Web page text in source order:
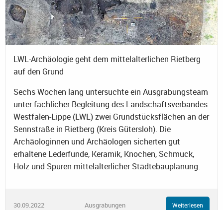
LWL-Archäologie geht dem mittelalterlichen Rietberg
auf den Grund
Sechs Wochen lang untersuchte ein Ausgrabungsteam
unter fachlicher Begleitung des Landschaftsverbandes
Westfalen-Lippe (LWL) zwei Grundstücksflächen an der
Sennstraße in Rietberg (Kreis Gütersloh). Die
Archäologinnen und Archäologen sicherten gut
erhaltene Lederfunde, Keramik, Knochen, Schmuck,
Holz und Spuren mittelalterlicher Städtebauplanung.
30.09.2022 Ausgrabungen Weiterlesen